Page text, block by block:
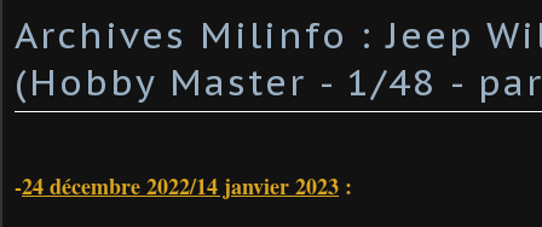
Archives Milinfo : Jeep
(Hobby Master - 1/48 -
-24 décembre 2022/14 janvier 2023 :